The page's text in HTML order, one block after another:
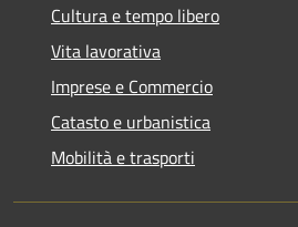
Cultura e tempo libero
Vita lavorativa
Imprese e Commercio
Catasto e urbanistica
Mobilità e trasporti